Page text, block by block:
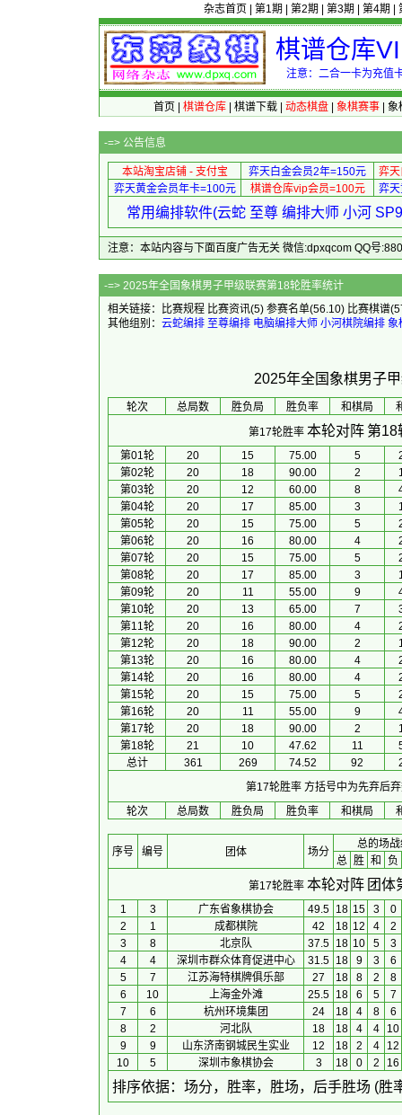
杂志首页 第1期 第2期 第3期 第4期
棋谱仓库
注意：二合一卡为充值
首页 棋谱仓库| 棋谱下载| 动态棋盘| 象棋赛事| 象
-=> 公告信息
本站淘宝店铺 - 支付宝 弈天白金会员2年=150元
弈
弈天黄金会员年卡=100元
棋谱仓库vip会员=100元 弈
常用编排软件(云蛇 至尊 编排大师 小河
注意：本站内容与下面百度广告无关 微信:dpxqcom QQ号
-=> 2025年全国象棋男子甲
相关链接：
比赛规程 比赛资讯(5) 参赛名单(56.10) 比赛棋谱
其他组别： 云蛇编排 至尊编排 电脑编排大师 小河棋院编排 象
2025年全国象棋男子
轮次 总局数 胜负局 胜负率 和棋局
第17轮胜率 本轮对阵 第18
第01轮 20 15 75.00 5
第02轮
20 18 90.00 2
第03轮
20 12 60.00 8
第04轮
20 17 85.00 3
第05轮
20 15 75.00 5
第06轮
20 16 80.00 4
第07轮
20 15 75.00 5
第08轮
20 17 85.00 3
第09轮
20 11 55.00 9
第10轮
20 13 65.00 7
第11轮
20 16 80.00 4
第12轮
20 18 90.00 2
第13轮
20 16 80.00 4
第14轮
20 16 80.00 4
第15轮
20 15 75.00 5
第16轮
20 11 55.00 9
第17轮
20 18 90.00 2
第18轮
21 10 47.62 11
总计
361 269 74.52 92
第17轮胜率方括号中为先弃后
轮次
总局数 胜负局 胜负率 和棋局
序号 编号 团体 场分
总的场战
总 胜 和
负
第17轮胜率 本轮对阵 团体
1 3 广东省象棋协会 49.5 18 15 3
0
2
1 成都棋院 42 18 12 4
2
3
8 北京队 37.5 18 10 5
3
4
4 深圳市群众体育促进中心 31.5 18 9 3
6
5
7 江苏海特棋牌俱乐部 27 18 8 2
8
6
10 上海金外滩 25.5 18 6 5
7
7
6 杭州环境集团 24 18 4 8
6
8
2 河北队 18 18 4 4
10
9
9 山东济南钢城民生实业 12 18 2 4
12
10
5 深圳市象棋协会 3 18 0 2 16
排序依据：场分，胜率，胜场，后手胜场 (胜